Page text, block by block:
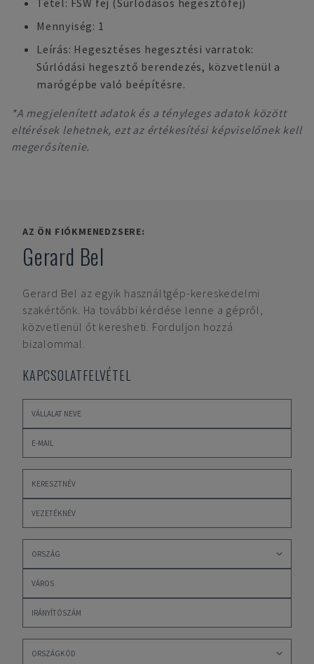
Tétel: FSW fej (Súrlódásos hegesztőfej)
Mennyiség: 1
Leírás: Hegesztéses hegesztési varratok:
Súrlódási hegesztő berendezés, közvetlenül a
marógépbe való beépítésre.
*A megjelenített adatok és a tényleges adatok között
eltérések lehetnek, ezt az értékesítési képviselőnek kell
megerősítenie.
AZ ÖN FIÓKMENEDZSERE:
Gerard Bel
Gerard Bel az egyik használtgép-kereskedelmi
szakértőnk. Ha további kérdése lenne a gépről,
közvetlenül őt keresheti. Forduljon hozzá
bizalommal.
KAPCSOLATFELVÉTEL